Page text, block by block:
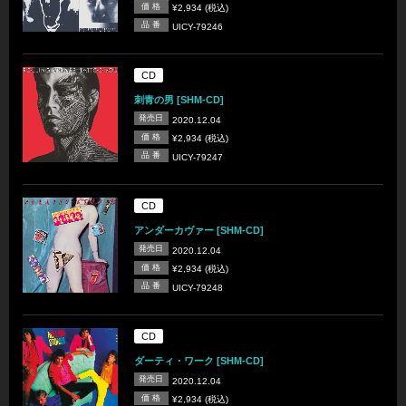
価 格 ¥2,934 (税込)
品 番 UICY-79246
CD
刺青の男 [SHM-CD]
発売日 2020.12.04
価 格 ¥2,934 (税込)
品 番 UICY-79247
CD
アンダーカヴァー [SHM-CD]
発売日 2020.12.04
価 格 ¥2,934 (税込)
品 番 UICY-79248
CD
ダーティ・ワーク [SHM-CD]
発売日 2020.12.04
価 格 ¥2,934 (税込)